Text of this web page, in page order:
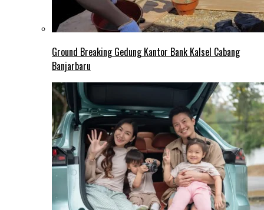
Ground Breaking Gedung Kantor Bank Kalsel Cabang
Banjarbaru